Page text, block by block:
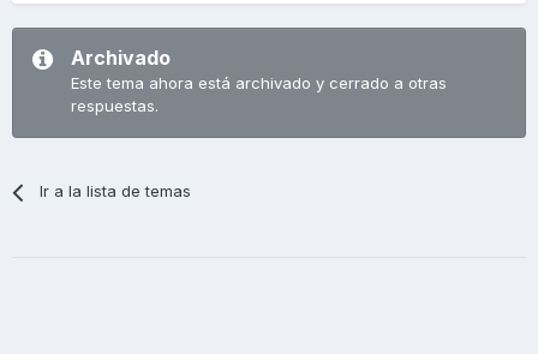
Archivado
Este tema ahora está archivado y cerrado a otras
respuestas.
Ir a la lista de temas